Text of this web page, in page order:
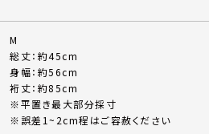
M
総丈：約45cm
身幅：約56cm
裄丈：約85cm
※平置き最大部分採寸
※誤差1~2cm程はご容赦ください